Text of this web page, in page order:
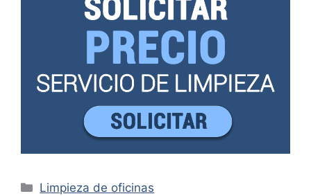
Categorías
Limpieza de oficinas